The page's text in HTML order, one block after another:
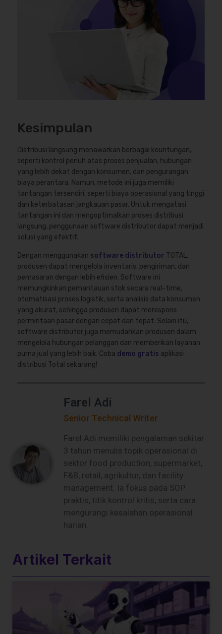
Kesimpulan
Distribusi langsung menawarkan berbagai keuntungan,
seperti kontrol penuh atas proses penjualan, hubungan
yang lebih dekat dengan konsumen, dan pengurangan
biaya perantara. Namun, metode ini juga memiliki
tantangan tersendiri, seperti biaya operasional yang tinggi
dan keterbatasan jangkauan pasar. Untuk mengatasi
tantangan ini dan mengoptimalkan proses distribusi
langsung, penggunaan software distributor dapat menjadi
solusi yang efektif.
Dengan menggunakan software distributor TOTAL,
produsen dapat mengelola inventaris, pengiriman, dan
pemasaran dengan lebih efisien. Software ini
memungkinkan pemantauan stok secara real-time,
otomatisasi proses logistik, serta analisis data konsumen
yang akurat, sehingga produsen dapat merespons
permintaan pasar dengan cepat dan tepat. Selain itu,
software distributor juga memudahkan produsen dalam
mengelola hubungan pelanggan dan memberikan layanan
purna jual yang lebih baik. Coba demo gratis aplikasi
distribusi Total sekarang!
Farel Adi
Senior Technical Writer
Farel Adi memiliki pengalaman sekitar
3 tahun menulis topik operasional di
sektor food production, supermarket,
F&B, retail, agrikultur, dan facility
management. Ia fokus pada SOP
praktis, titik kontrol kritis, serta cara
mengurangi kesalahan operasional
harian.
Artikel Terkait